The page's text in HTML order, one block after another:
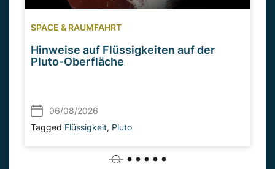
SPACE & RAUMFAHRT
Hinweise auf Flüssigkeiten auf der
Pluto-Oberfläche
06/08/2026
Tagged Flüssigkeit, Pluto